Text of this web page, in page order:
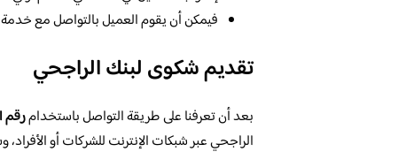
فيمكن أن يقوم العميل بالتواصل مع خدمة
تقديم شكوى لبنك الراجحي
بعد أن تعرفنا على طريقة التواصل باستخدامرقم
الراجحي عبر شبكات الإنترنت للشركات أو